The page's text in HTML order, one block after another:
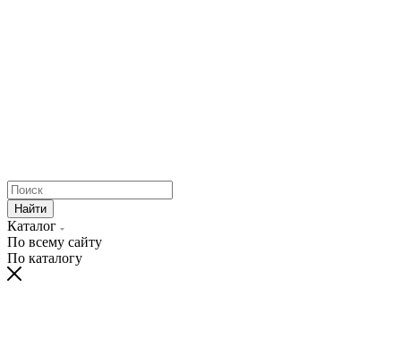
Найти
Каталог
По всему сайту
По каталогу